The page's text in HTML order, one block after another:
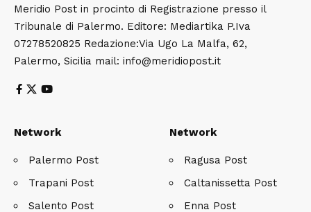
Meridio Post in procinto di Registrazione presso il
Tribunale di Palermo. Editore: Mediartika P.Iva
07278520825 Redazione:Via Ugo La Malfa, 62,
Palermo, Sicilia mail: info@meridiopost.it
Network
Palermo Post
Trapani Post
Salento Post
Network
Ragusa Post
Caltanissetta Post
Enna Post